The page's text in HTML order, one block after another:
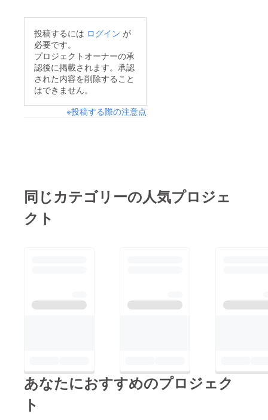
投稿するには ログイン が
必要です。
プロジェクトオーナーの承
認後に掲載されます。承認
された内容を削除すること
はできません。
※投稿する際の注意点
同じカテゴリーの人気プロジェ
クト
あなたにおすすめのプロジェク
ト